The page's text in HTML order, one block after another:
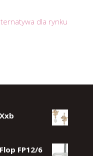
dla rynku
FP12/6